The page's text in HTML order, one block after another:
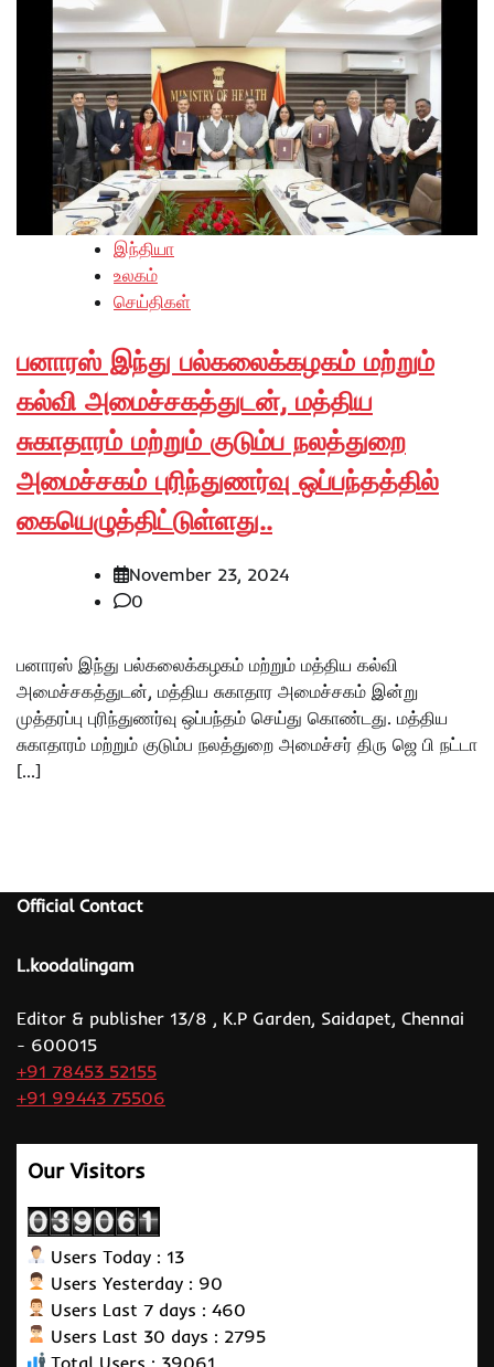
இந்தியா
உலகம்
செய்திகள்
பனாரஸ் இந்து பல்கலைக்கழகம் மற்றும்
கல்வி அமைச்சகத்துடன், மத்திய
சுகாதாரம் மற்றும் குடும்ப நலத்துறை
அமைச்சகம் புரிந்துணர்வு ஒப்பந்தத்தில்
கையெழுத்திட்டுள்ளது..
November 23, 2024
0
பனாரஸ் இந்து பல்கலைக்கழகம் மற்றும் மத்திய கல்வி
அமைச்சகத்துடன், மத்திய சுகாதார அமைச்சகம் இன்று
முத்தரப்பு புரிந்துணர்வு ஒப்பந்தம் செய்து கொண்டது. மத்திய
சுகாதாரம் மற்றும் குடும்ப நலத்துறை அமைச்சர் திரு ஜெ பி நட்டா
[…]
Official Contact
L.koodalingam
Editor & publisher 13/8 , K.P Garden, Saidapet, Chennai
- 600015
+91 78453 52155
+91 99443 75506
Our Visitors
Users Today : 13
Users Yesterday : 90
Users Last 7 days : 460
Users Last 30 days : 2795